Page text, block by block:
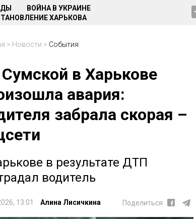
ВОЙНА В УКРАИНЕ
ХАРЬКОВА
> Новости > События
в Харькове
авария:
забрала скорая –
в результате ДТП
водитель
13:01 Алина Лисичкина Поделиться